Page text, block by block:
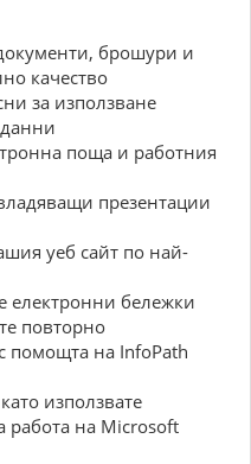
брошури и
качество
за използване
поща и работния
презентации
уеб сайт по най-
електронни бележки
повторно
помощта на InfoPath
използвате
работа на Microsoft